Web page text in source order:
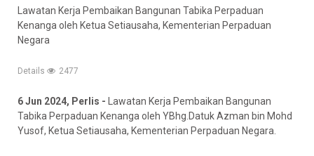
Lawatan Kerja Pembaikan Bangunan Tabika Perpaduan
Kenanga oleh Ketua Setiausaha, Kementerian Perpaduan
Negara
Details 2477
6 Jun 2024, Perlis -
Lawatan Kerja Pembaikan Bangunan
Tabika Perpaduan Kenanga oleh YBhg.Datuk Azman bin Mohd
Yusof, Ketua Setiausaha, Kementerian Perpaduan Negara.